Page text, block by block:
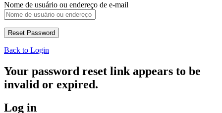
Nome de usuário ou endereço de e-mail
Back to Login
Your password reset link appears to be
invalid or expired.
Log in